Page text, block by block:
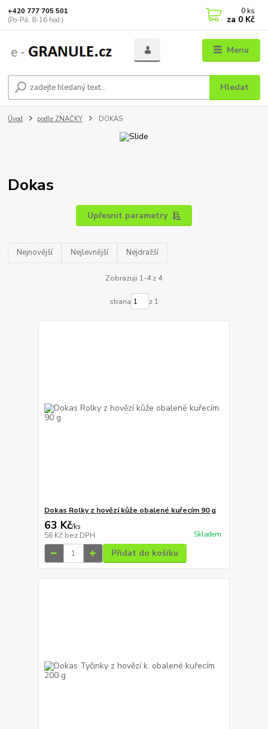
Menu
Hledat
+420 777 705 501
(Po-Pá, 8-16 hod.)
0 ks
za 0 Kč
Úvod podle ZNAČKY DOKAS
Dokas
Upřesnit parametry
Nejnovější Nejlevnější Nejdražší
Zobrazuji 1-4 z 4
strana z 1
Dokas Rolky z hovězí kůže obalené kuřecím 90 g
63 Kč/ks
56 Kč bez DPH Skladem
Přidat do košíku